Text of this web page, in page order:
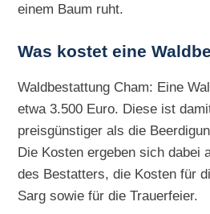
einem Baum ruht.
Was kostet eine
Waldbestattung Cham: Eine
etwa 3.500 Euro. Diese ist
preisgünstiger als die
Die Kosten ergeben sich dabei
des Bestatters, die Kosten für
Sarg sowie für die Trauerfeier.